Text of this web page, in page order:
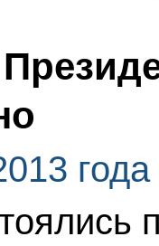
года